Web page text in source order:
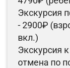
Экскурсия
- 2900₽
вкл.)
Экскурсия
отмена по